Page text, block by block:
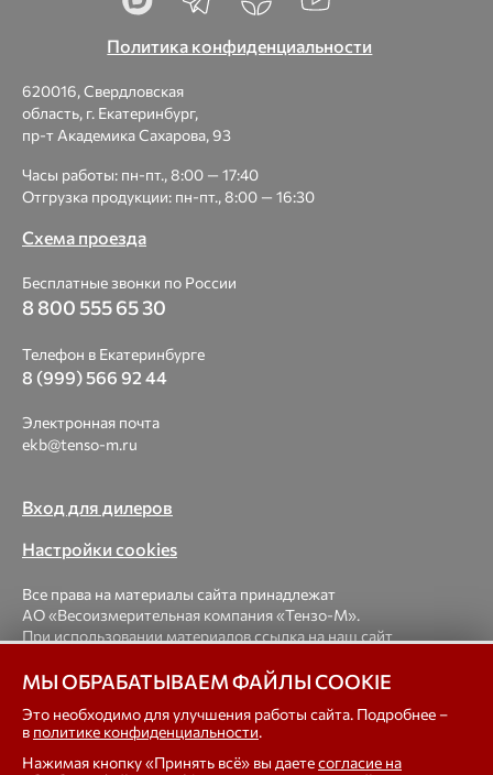
Политика конфиденциальности
620016, Свердловская
область, г. Екатеринбург,
пр-т Академика Сахарова, 93
Часы работы: пн-пт., 8:00 — 17:40
Отгрузка продукции: пн-пт., 8:00 — 16:30
Схема проезда
Бесплатные звонки по России
8 800 555 65 30
Телефон в Екатеринбурге
8 (999) 566 92 44
Электронная почта
ekb@tenso-m.ru
Вход для дилеров
Настройки cookies
Все права на материалы сайта принадлежат
АО «Весоизмерительная компания «Тензо-М».
При использовании материалов ссылка на наш сайт
© 1998-2026 Весоизмерительная компания «Тензо-М» —
платформенные, крановые, вагонные, бункерные,
автомобильные весы, весовые дозаторы для фасовки,
МЫ ОБРАБАТЫВАЕМ ФАЙЛЫ COOKIE
Это необходимо для улучшения работы сайта. Подробнее –
в политике конфиденциальности.
Нажимая кнопку «Принять всё» вы даетесогласие на